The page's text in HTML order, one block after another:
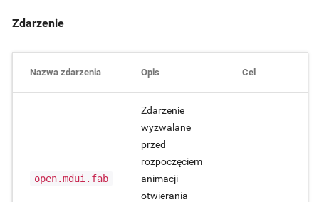
Zdarzenie
Nazwa zdarzenia Opis Cel
open.mdui.fab
Zdarzenie
wyzwalane
przed
rozpoczęciem
animacji
otwierania